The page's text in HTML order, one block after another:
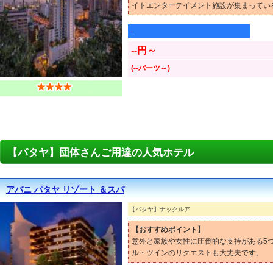
イトエンターテイメント施設が集まって
--
--円～
(--バーツ～)
【パタヤ】団体さんご用達の人気ホテル
アバニ パタヤ リゾート ＆スパ
【パタヤ】ナックルア
【おすすめポイント】
意外と家族や女性に圧倒的な支持がある5
ル・ツインのリクエストも大丈夫です。